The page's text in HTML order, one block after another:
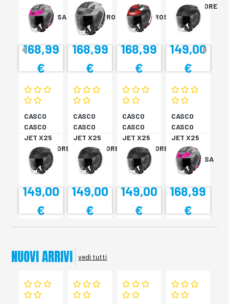
TARGET
TITAN/ROSA
XS
168,99
€
TARGET
TITAN/NERO
S
168,99
€
TARGET
NER/BIA/ROSS
168,99
€
MONOCOLORE
NERO XS
149,00
€
CASCO
CASCO
JET X25
MONOCOLORE
NERO XS
149,00
€
CASCO
CASCO
JET X25
MONOCOLORE
NERO XS
149,00
€
CASCO
CASCO
JET X25
MONOCOLORE
NERO XS
149,00
€
CASCO
CASCO
JET X25
TARGET
TITAN/ROSA
XS
168,99
€
NUOVI ARRIVI vedi tutti